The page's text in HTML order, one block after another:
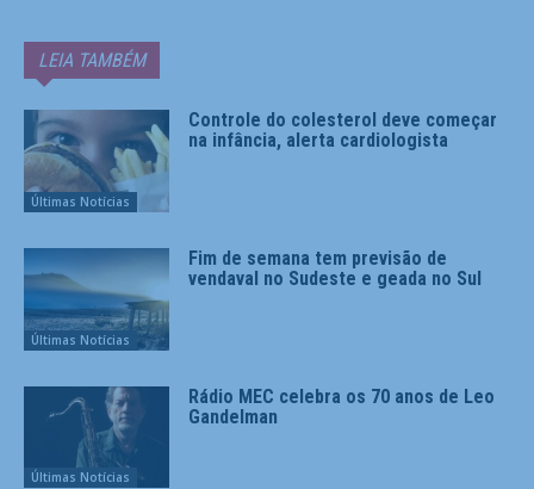
LEIA TAMBÉM
Últimas Notícias
Controle do colesterol deve começar
na infância, alerta cardiologista
Últimas Notícias
Fim de semana tem previsão de
vendaval no Sudeste e geada no Sul
Últimas Notícias
Rádio MEC celebra os 70 anos de Leo
Gandelman